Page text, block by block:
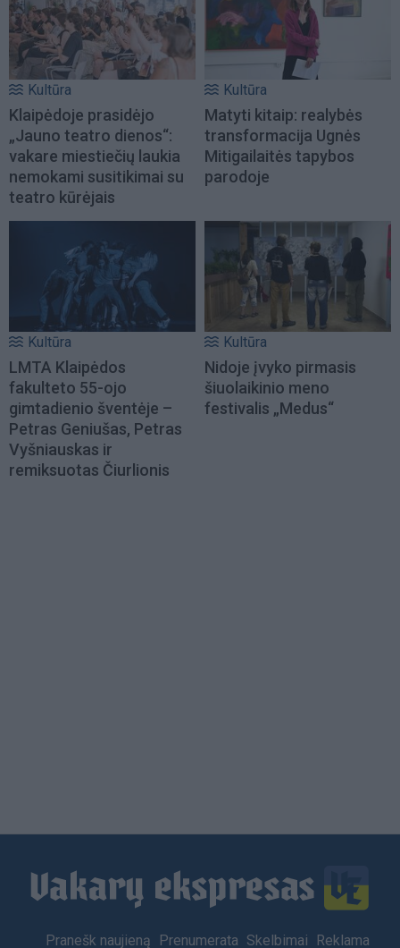
Kultūra
Klaipėdoje prasidėjo
„Jauno teatro dienos“:
vakare miestiečių laukia
nemokami susitikimai su
teatro kūrėjais
Kultūra
Matyti kitaip: realybės
transformacija Ugnės
Mitigailaitės tapybos
parodoje
Kultūra
LMTA Klaipėdos
fakulteto 55-ojo
gimtadienio šventėje –
Petras Geniušas, Petras
Vyšniauskas ir
remiksuotas Čiurlionis
Kultūra
Nidoje įvyko pirmasis
šiuolaikinio meno
festivalis „Medus“
Footer
Pranešk naujieną Prenumerata Skelbimai Reklama